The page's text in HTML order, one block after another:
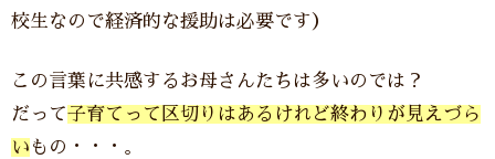
校生なので経済的な援助は必要です）
この言葉に共感するお母さんたちは多いのでは？
だって子育てって区切りはあるけれど終わりが見えづら
い もの・・・。